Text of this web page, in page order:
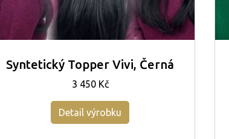
Syntetický Topper Vivi, Černá
3 450 Kč
Detail výrobku